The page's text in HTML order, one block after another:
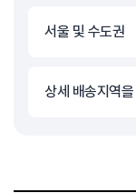
서울 및 수도권
상세 배송지역